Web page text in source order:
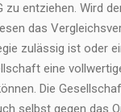
zu entziehen. Wird
das
zulässig ist oder
eine
Die
selbst gegen das